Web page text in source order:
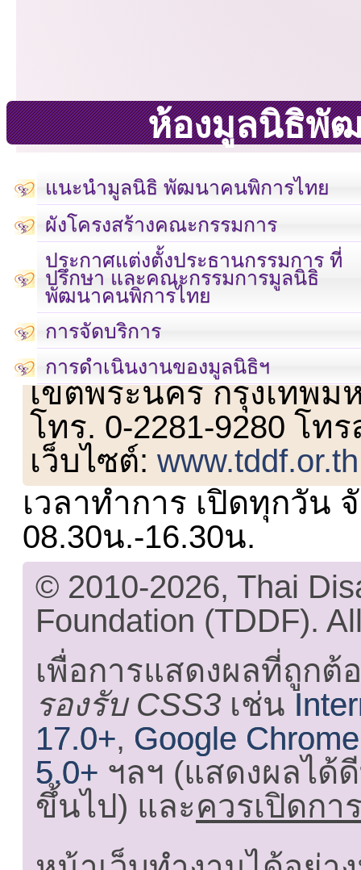
ห้องมูลนิธิพั
แนะนำมูลนิธิ พัฒนาคนพิการไทย
ผังโครงสร้างคณะกรรมการ
ประกาศแต่งตั้งประธานกรรมการ ที่
ปรึกษา และคณะกรรมการมูลนิธิ
พัฒนาคนพิการไทย
การจัดบริการ
การดำเนินงานของมูลนิธิฯ
เลขที่ 23 ชั้น 2 ถนนวิ
เขตพระนคร กรุงเทพม
โทร. 0-2281-9280 โท
เว็บไซต์:www.tddf.or.th
เวลาทำการ เปิดทุกวัน
08.30น.-16.30น.
© 2010-2026, Thai
Foundation (TDDF).
เพื่อการแสดงผลที่ถูกต้
รองรับ CSS3 เช่น
17.0+, Google
5.0+ ฯลฯ (แสดงผลได้
ขึ้นไป) และควรเปิดกา